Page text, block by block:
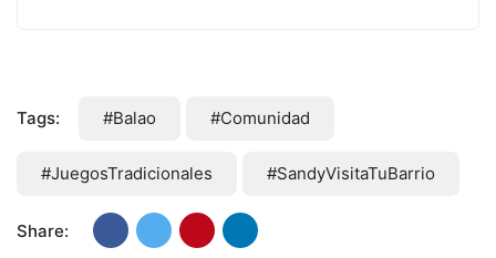
Tags: #Balao #Comunidad
#JuegosTradicionales #SandyVisitaTuBarrio
Share: